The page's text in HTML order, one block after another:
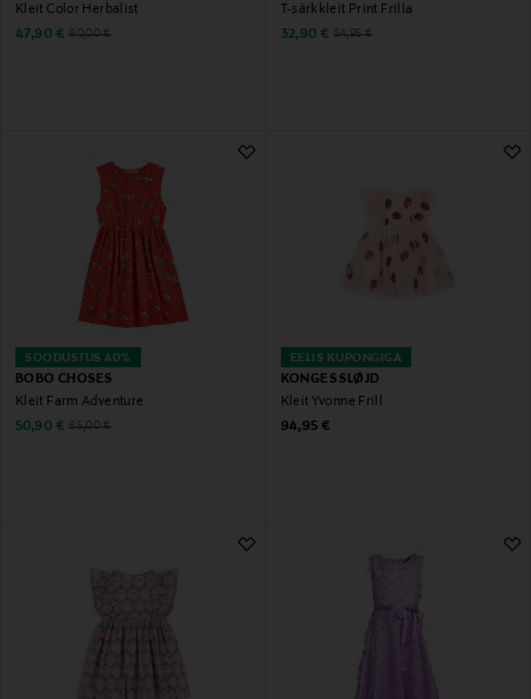
Kleit Color Herbalist
Discounted Price
47,90 € Original Price
80,00 €
T-särkkleit Print Frilla
Discounted Price
32,90 € Original Price
54,95 €
SOODUSTUS 40%
BOBO CHOSES
Kleit Farm Adventure
Discounted Price
50,90 € Original Price
85,00 €
EELIS KUPONGIGA
KONGES SLØJD
Kleit Yvonne Frill
Original Price
94,95 €